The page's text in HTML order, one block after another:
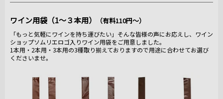
ワイン用袋（1～３本用） （有料110円～）
「もっと気軽にワインを持ち運びたい」そんな皆様の声にお応えし、ワイン
ショップソムリエロゴ入りワイン用袋をご用意しました。
1本用・2本用・3本用の3種取り揃えておりますので用途に合わせてお選び
くださいませ。